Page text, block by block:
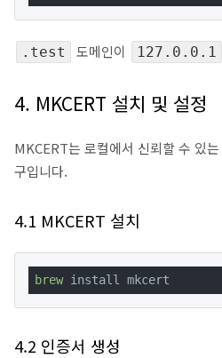
.test 도메인이 127.0.0.1
4. MKCERT 설치 및 설정
MKCERT는 로컬에서 신뢰할 수 있
구입니다.
4.1 MKCERT 설치
brew install mkcert
4.2 인증서 생성